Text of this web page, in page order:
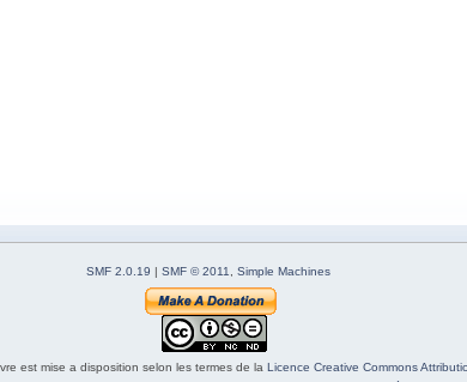
SMF 2.0.19 | SMF © 2011 Simple Machines
est mise a disposition selon les termes de la Licence Creative Commons